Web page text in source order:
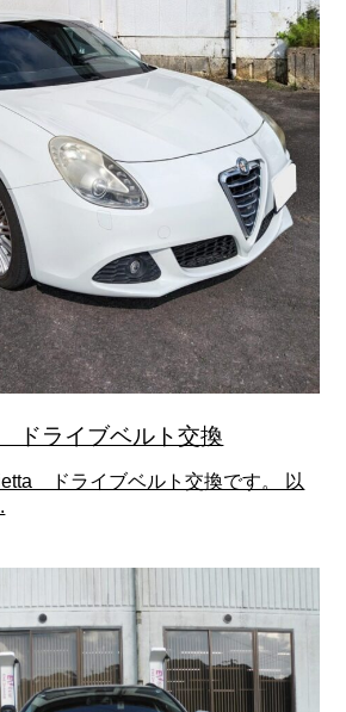
ドライブベルト交換
ドライブベルト交換です。 以